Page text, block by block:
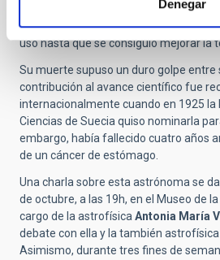
Denegar
más monótonas. Sin embargo, su
determinación de distancias no pasó
uso hasta que se consiguió mejorar la
Su muerte supuso un duro golpe entre
contribución al avance científico fue
internacionalmente cuando en 1925 la
Ciencias de Suecia quiso nominarla
embargo, había fallecido cuatro años
de un cáncer de estómago.
Una charla sobre esta astrónoma se
de octubre, a las 19h, en el Museo de
cargo de la astrofísica Antonia María
debate con ella y la también astrofísica
Asimismo, durante tres fines de